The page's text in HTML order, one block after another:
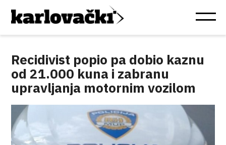
Recidivist popio pa dobio kaznu
od 21.000 kuna i zabranu
upravljanja motornim vozilom